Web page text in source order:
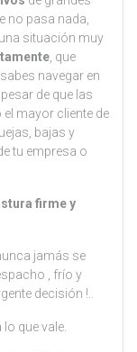
no pasa nada,
situación muy
, que
navegar en
de que las
mayor cliente de
bajas y
tu empresa o
firme y
jamás se
, frío y
decisión !..
lo que vale.